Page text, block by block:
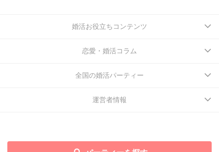
婚活お役立ちコンテンツ
恋愛・婚活コラム
全国の婚活パーティー
運営者情報